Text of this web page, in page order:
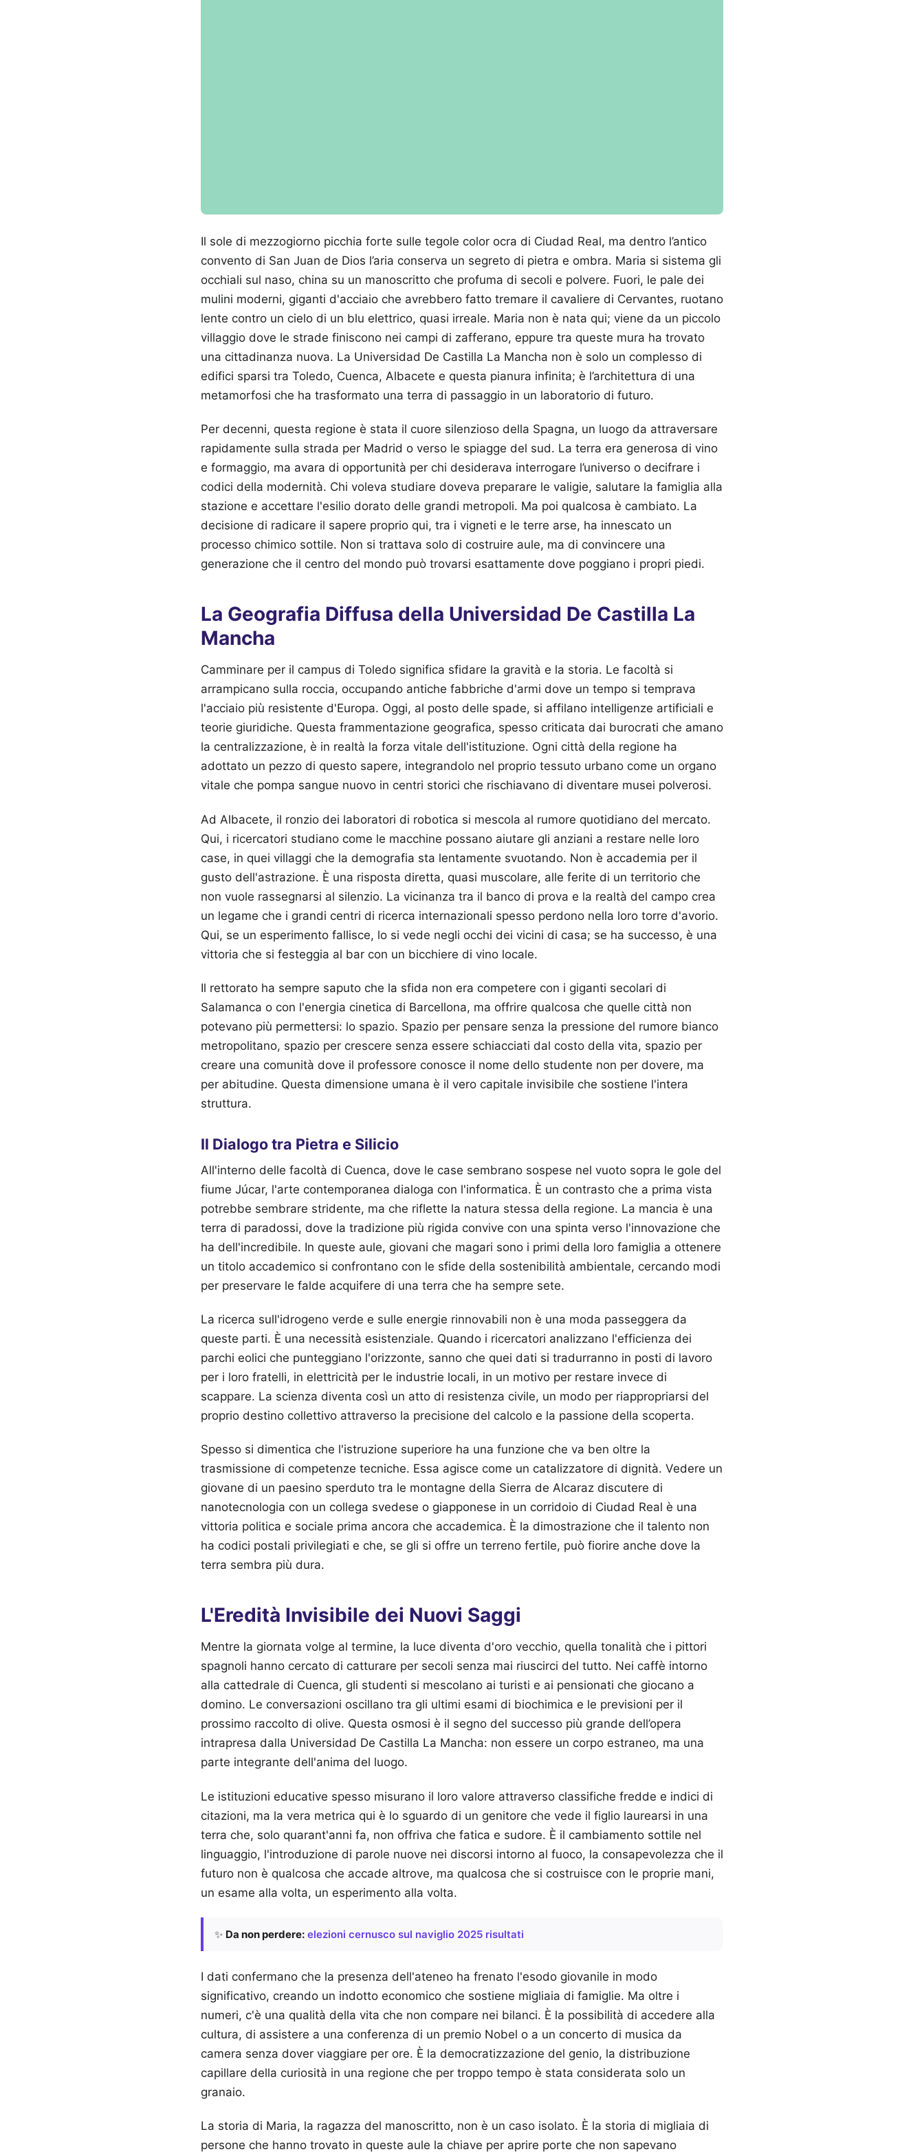
Il sole di mezzogiorno picchia forte sulle tegole color ocra di Ciudad Real, ma dentro l’antico
convento di San Juan de Dios l’aria conserva un segreto di pietra e ombra. Maria si sistema gli
occhiali sul naso, china su un manoscritto che profuma di secoli e polvere. Fuori, le pale dei
mulini moderni, giganti d'acciaio che avrebbero fatto tremare il cavaliere di Cervantes, ruotano
lente contro un cielo di un blu elettrico, quasi irreale. Maria non è nata qui; viene da un piccolo
villaggio dove le strade finiscono nei campi di zafferano, eppure tra queste mura ha trovato
una cittadinanza nuova. La Universidad De Castilla La Mancha non è solo un complesso di
edifici sparsi tra Toledo, Cuenca, Albacete e questa pianura infinita; è l’architettura di una
metamorfosi che ha trasformato una terra di passaggio in un laboratorio di futuro.
Per decenni, questa regione è stata il cuore silenzioso della Spagna, un luogo da attraversare
rapidamente sulla strada per Madrid o verso le spiagge del sud. La terra era generosa di vino
e formaggio, ma avara di opportunità per chi desiderava interrogare l’universo o decifrare i
codici della modernità. Chi voleva studiare doveva preparare le valigie, salutare la famiglia alla
stazione e accettare l'esilio dorato delle grandi metropoli. Ma poi qualcosa è cambiato. La
decisione di radicare il sapere proprio qui, tra i vigneti e le terre arse, ha innescato un
processo chimico sottile. Non si trattava solo di costruire aule, ma di convincere una
generazione che il centro del mondo può trovarsi esattamente dove poggiano i propri piedi.
La Geografia Diffusa della Universidad De Castilla La
Mancha
Camminare per il campus di Toledo significa sfidare la gravità e la storia. Le facoltà si
arrampicano sulla roccia, occupando antiche fabbriche d'armi dove un tempo si temprava
l'acciaio più resistente d'Europa. Oggi, al posto delle spade, si affilano intelligenze artificiali e
teorie giuridiche. Questa frammentazione geografica, spesso criticata dai burocrati che amano
la centralizzazione, è in realtà la forza vitale dell'istituzione. Ogni città della regione ha
adottato un pezzo di questo sapere, integrandolo nel proprio tessuto urbano come un organo
vitale che pompa sangue nuovo in centri storici che rischiavano di diventare musei polverosi.
Ad Albacete, il ronzio dei laboratori di robotica si mescola al rumore quotidiano del mercato.
Qui, i ricercatori studiano come le macchine possano aiutare gli anziani a restare nelle loro
case, in quei villaggi che la demografia sta lentamente svuotando. Non è accademia per il
gusto dell'astrazione. È una risposta diretta, quasi muscolare, alle ferite di un territorio che
non vuole rassegnarsi al silenzio. La vicinanza tra il banco di prova e la realtà del campo crea
un legame che i grandi centri di ricerca internazionali spesso perdono nella loro torre d'avorio.
Qui, se un esperimento fallisce, lo si vede negli occhi dei vicini di casa; se ha successo, è una
vittoria che si festeggia al bar con un bicchiere di vino locale.
Il rettorato ha sempre saputo che la sfida non era competere con i giganti secolari di
Salamanca o con l'energia cinetica di Barcellona, ma offrire qualcosa che quelle città non
potevano più permettersi: lo spazio. Spazio per pensare senza la pressione del rumore bianco
metropolitano, spazio per crescere senza essere schiacciati dal costo della vita, spazio per
creare una comunità dove il professore conosce il nome dello studente non per dovere, ma
per abitudine. Questa dimensione umana è il vero capitale invisibile che sostiene l'intera
struttura.
Il Dialogo tra Pietra e Silicio
All'interno delle facoltà di Cuenca, dove le case sembrano sospese nel vuoto sopra le gole del
fiume Júcar, l'arte contemporanea dialoga con l'informatica. È un contrasto che a prima vista
potrebbe sembrare stridente, ma che riflette la natura stessa della regione. La mancia è una
terra di paradossi, dove la tradizione più rigida convive con una spinta verso l'innovazione che
ha dell'incredibile. In queste aule, giovani che magari sono i primi della loro famiglia a ottenere
un titolo accademico si confrontano con le sfide della sostenibilità ambientale, cercando modi
per preservare le falde acquifere di una terra che ha sempre sete.
La ricerca sull'idrogeno verde e sulle energie rinnovabili non è una moda passeggera da
queste parti. È una necessità esistenziale. Quando i ricercatori analizzano l'efficienza dei
parchi eolici che punteggiano l'orizzonte, sanno che quei dati si tradurranno in posti di lavoro
per i loro fratelli, in elettricità per le industrie locali, in un motivo per restare invece di
scappare. La scienza diventa così un atto di resistenza civile, un modo per riappropriarsi del
proprio destino collettivo attraverso la precisione del calcolo e la passione della scoperta.
Spesso si dimentica che l'istruzione superiore ha una funzione che va ben oltre la
trasmissione di competenze tecniche. Essa agisce come un catalizzatore di dignità. Vedere un
giovane di un paesino sperduto tra le montagne della Sierra de Alcaraz discutere di
nanotecnologia con un collega svedese o giapponese in un corridoio di Ciudad Real è una
vittoria politica e sociale prima ancora che accademica. È la dimostrazione che il talento non
ha codici postali privilegiati e che, se gli si offre un terreno fertile, può fiorire anche dove la
terra sembra più dura.
L'Eredità Invisibile dei Nuovi Saggi
Mentre la giornata volge al termine, la luce diventa d'oro vecchio, quella tonalità che i pittori
spagnoli hanno cercato di catturare per secoli senza mai riuscirci del tutto. Nei caffè intorno
alla cattedrale di Cuenca, gli studenti si mescolano ai turisti e ai pensionati che giocano a
domino. Le conversazioni oscillano tra gli ultimi esami di biochimica e le previsioni per il
prossimo raccolto di olive. Questa osmosi è il segno del successo più grande dell’opera
intrapresa dalla Universidad De Castilla La Mancha: non essere un corpo estraneo, ma una
parte integrante dell'anima del luogo.
Le istituzioni educative spesso misurano il loro valore attraverso classifiche fredde e indici di
citazioni, ma la vera metrica qui è lo sguardo di un genitore che vede il figlio laurearsi in una
terra che, solo quarant'anni fa, non offriva che fatica e sudore. È il cambiamento sottile nel
linguaggio, l'introduzione di parole nuove nei discorsi intorno al fuoco, la consapevolezza che il
futuro non è qualcosa che accade altrove, ma qualcosa che si costruisce con le proprie mani,
un esame alla volta, un esperimento alla volta.
✨ Da non perdere: elezioni cernusco sul naviglio 2025 risultati
I dati confermano che la presenza dell'ateneo ha frenato l'esodo giovanile in modo
significativo, creando un indotto economico che sostiene migliaia di famiglie. Ma oltre i
numeri, c'è una qualità della vita che non compare nei bilanci. È la possibilità di accedere alla
cultura, di assistere a una conferenza di un premio Nobel o a un concerto di musica da
camera senza dover viaggiare per ore. È la democratizzazione del genio, la distribuzione
capillare della curiosità in una regione che per troppo tempo è stata considerata solo un
granaio.
La storia di Maria, la ragazza del manoscritto, non è un caso isolato. È la storia di migliaia di
persone che hanno trovato in queste aule la chiave per aprire porte che non sapevano